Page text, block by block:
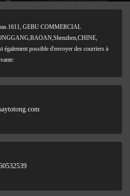
GEBU COMMERCIAL
également possible d'envoyer des courriers à